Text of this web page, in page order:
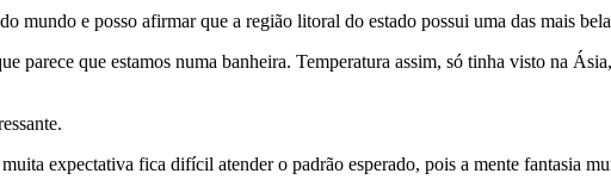
mundo e posso afirmar que a região litoral do estado possui uma das mais
parece que estamos numa banheira. Temperatura assim, só tinha visto na
expectativa fica difícil atender o padrão esperado, pois a mente fantasia